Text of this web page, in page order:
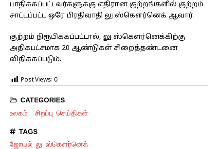
பாதிக்கப்பட்டவர்களுக்கு எதிரான குற்றங்களில் குற்றம்
சாட்டப்பட்ட ஒரே பிரதிவாதி லு ஸ்கௌர்னெக் ஆவார்.
குற்றம் நிரூபிக்கப்பட்டால், லு ஸ்கௌர்னெக்கிற்கு
அதிகபட்சமாக 20 ஆண்டுகள் சிறைத்தண்டனை
விதிக்கப்படும்.
Post Views: 0
CATEGORIES
உலகம் சிறப்பு செய்திகள்
TAGS
ஜோயல் லு ஸ்கௌர்னெக்